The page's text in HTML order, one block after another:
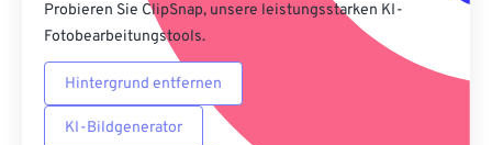
Probieren Sie ClipSnap, unsere leistungsstarken KI-
Fotobearbeitungstools.
Hintergrund entfernen
KI-Bildgenerator